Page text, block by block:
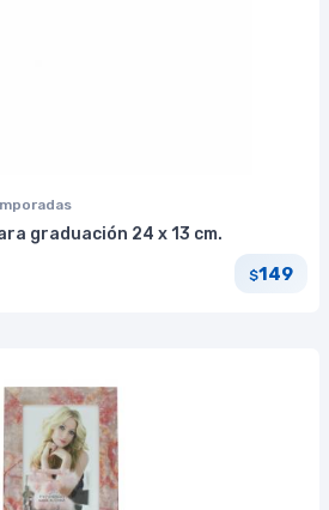
graduación 24 x 13 cm.
$149